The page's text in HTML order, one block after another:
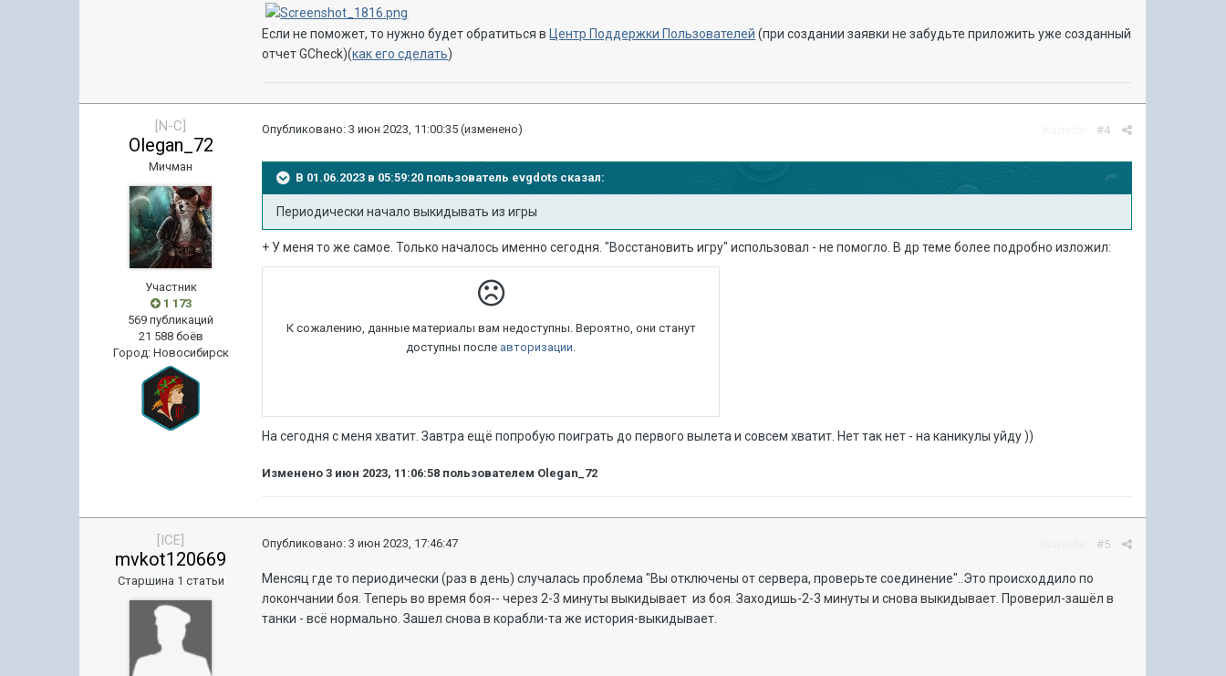
Если не поможет,то нужно будет обратиться в Центр Поддержки Пользователей (при создании заявки не забудьте приложить уже созданный
отчет GCheck)(как его сделать)
[N-C]
Olegan_72
Мичман
Участник
1 173
569 публикаций
21 588 боёв
Город: Новосибирск
#4
Опубликовано:3 июн 2023, 11:00:35 (изменено)
В 01.06.2023 в 05:59:20 пользователь evgdots сказал:
Периодически начало выкидывать из игры
+ У меня то же самое. Только началось именно сегодня. "Восстановить игру" использовал - не помогло. В др теме более подробно изложил:
На сегодня с меня хватит. Завтра ещё попробую поиграть до первого вылета и совсем хватит. Нет так нет - на каникулы уйду ))
Изменено3 июн 2023, 11:06:58 пользователем Olegan_72
[ICE]
mvkot120669
Старшина 1 статьи
#5
Опубликовано:3 июн 2023, 17:46:47
Менсяц где то периодически (раз в день) случалась проблема "Вы отключены от сервера, проверьте соединение"..Это происходдило по
локончании боя. Теперь во время боя-- через 2-3 минуты выкидывает из боя. Заходишь-2-3 минуты и снова выкидывает. Проверил-зашёл в
танки - всё нормально. Зашел снова в корабли-та же история-выкидывает.